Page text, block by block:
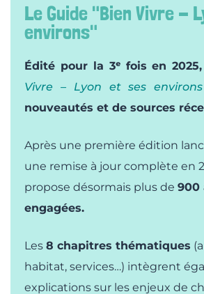
Le Guide "Bien Vivre -
environs"
Édité pour la 3ᵉ fois en
Vivre – Lyon et ses environs
nouveautés et de sources
Après une première édition
une remise à jour complète en
propose désormais plus de 900
engagées.
Les 8 chapitres thématiques
habitat, services…) intègrent
explications sur les enjeux de